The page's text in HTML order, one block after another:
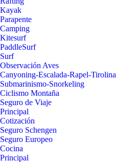
Kayak
Parapente
Camping
Kitesurf
PaddleSurf
Surf
Observación Aves
Canyoning-Escalada-Rapel-Tirolina
Submarinismo-Snorkeling
Ciclismo Montaña
Seguro de Viaje
Principal
Cotización
Seguro Schengen
Seguro Europeo
Cocina
Principal